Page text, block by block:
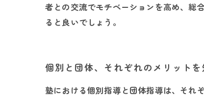
者との交流でモチベーションを高め、総
ると良いでしょう。
個別と団体、それぞれのメリットを
塾における個別指導と団体指導は、それ